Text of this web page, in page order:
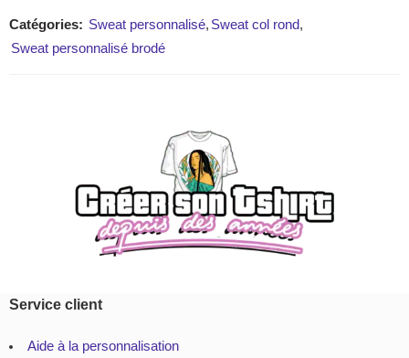
Catégories: Sweat personnalisé, Sweat col rond,
Sweat personnalisé brodé
Service client
Aide à la personnalisation